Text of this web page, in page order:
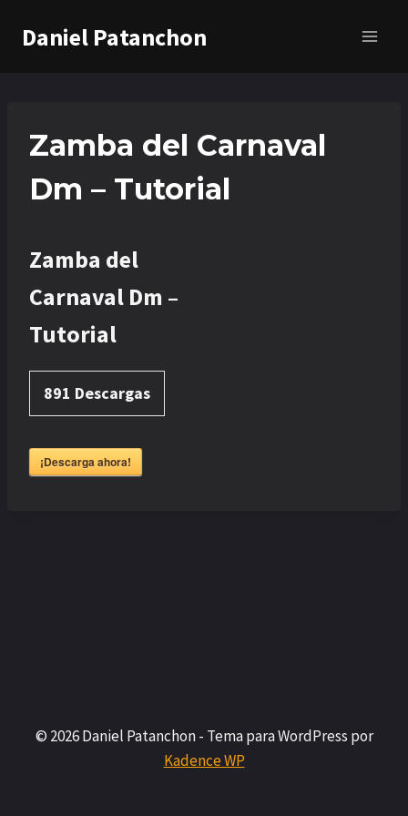
Daniel Patanchon
Zamba del Carnaval
Dm – Tutorial
Zamba del
Carnaval Dm –
Tutorial
891 Descargas
¡Descarga ahora!
© 2026 Daniel Patanchon - Tema para WordPress por
Kadence WP